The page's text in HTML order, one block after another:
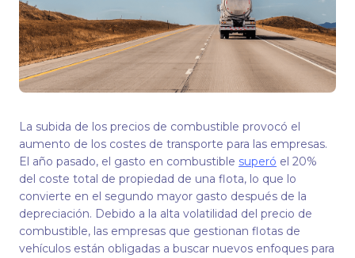
La subida de los precios de combustible provocó el
aumento de los costes de transporte para las empresas.
El año pasado, el gasto en combustible superó el 20%
del coste total de propiedad de una flota, lo que lo
convierte en el segundo mayor gasto después de la
depreciación. Debido a la alta volatilidad del precio de
combustible, las empresas que gestionan flotas de
vehículos están obligadas a buscar nuevos enfoques para